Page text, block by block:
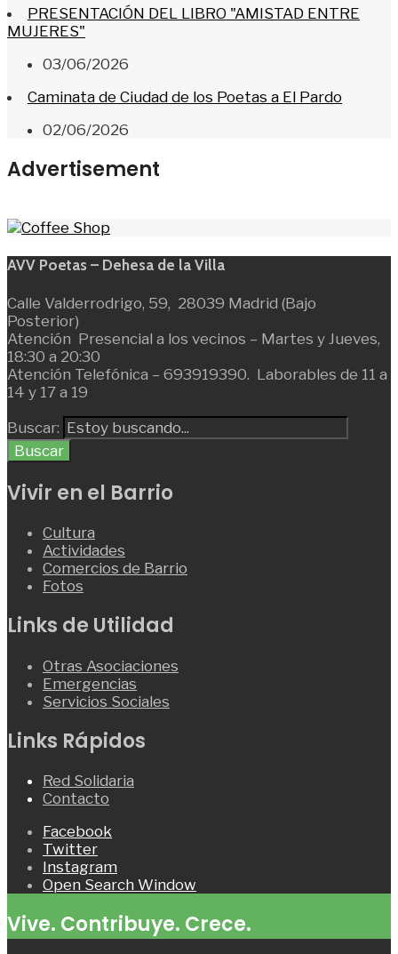
PRESENTACIÓN DEL LIBRO "AMISTAD ENTRE
MUJERES"
03/06/2026
Caminata de Ciudad de los Poetas a El Pardo
02/06/2026
Advertisement
AVV Poetas – Dehesa de la Villa
Calle Valderrodrigo, 59, 28039 Madrid (Bajo
Posterior)
Atención Presencial a los vecinos – Martes y Jueves,
18:30 a 20:30
Atención Telefónica – 693919390. Laborables de 11 a
14 y 17 a 19
Buscar:
Buscar
Vivir en el Barrio
Cultura
Actividades
Comercios de Barrio
Fotos
Links de Utilidad
Otras Asociaciones
Emergencias
Servicios Sociales
Links Rápidos
Red Solidaria
Contacto
Facebook
Twitter
Instagram
Open Search Window
Vive. Contribuye. Crece.